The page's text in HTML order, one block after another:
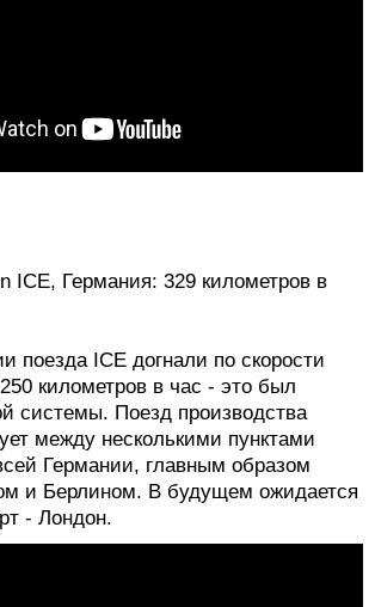
ICE, Германия: 329 километров в
поезда ICE догнали по скорости
километров в час - это был
системы. Поезд производства
между несколькими пунктами
Германии, главным образом
и Берлином. В будущем ожидается
- Лондон.